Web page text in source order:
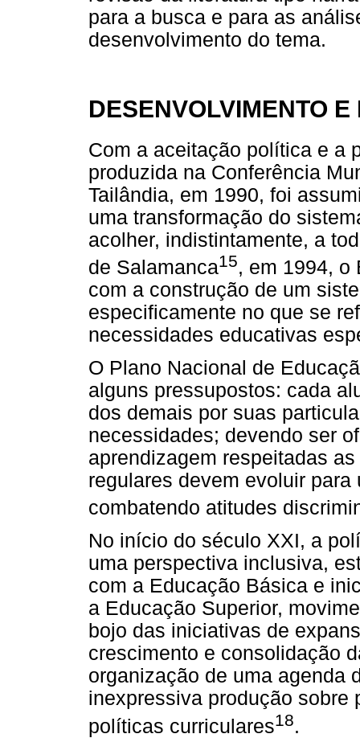
para a busca e para as
desenvolvimento do tema.
DESENVOLVIMENTO
Com a aceitação política e a
produzida na Conferência
Tailândia, em 1990, foi
uma transformação do
acolher, indistintamente, a
de Salamanca15, em 1994, o
com a construção de um
especificamente no que se
necessidades educativas
O Plano Nacional de
alguns pressupostos: cada
dos demais por suas
necessidades; devendo ser
aprendizagem respeitadas
regulares devem evoluir
combatendo atitudes
No início do século XXI, a
uma perspectiva inclusiva,
com a Educação Básica e
a Educação Superior,
bojo das iniciativas de
crescimento e consolidação
organização de uma agenda
inexpressiva produção sobre
políticas curriculares18.